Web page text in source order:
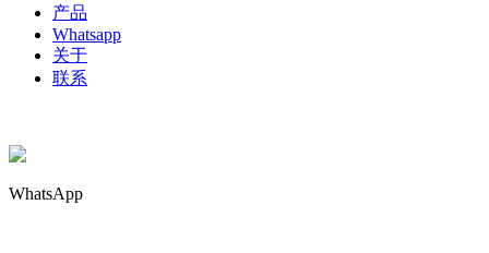
产品
Whatsapp
关于
联系
WhatsApp